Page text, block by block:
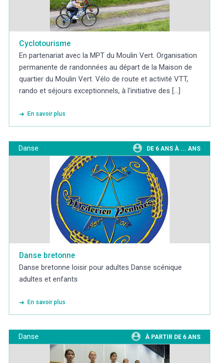
Cyclotourisme
En partenariat avec la MPT du Moulin Vert. Organisation
permanente de randonnées au départ de la Maison de
quartier du Moulin Vert. Vélo de route et activité VTT,
rando et séjours exceptionnels, à l'initiative des [...]
En savoir plus
Danse DE 6 ANS À ... ANS
Danse bretonne
Danse bretonne loisir pour adultes Danse scénique
adultes et enfants
En savoir plus
Danse À PARTIR DE 6 ANS